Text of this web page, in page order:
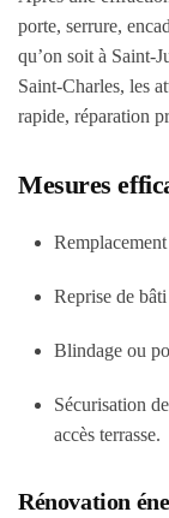
porte, serrure,
qu’on soit à Saint-
Saint-Charles, les
rapide, réparation
Mesures
Reprise de
Blindage ou
Sécurisation
accès terrasse.
Rénovation